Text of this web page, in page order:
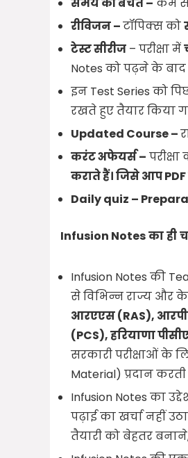
समय की बचत – कम से
रीविजन –टॉपिक्स को
टेस्ट सीरीज – परीक्षा में
Notes को पढ़ने के बाद
इन Test Series को
रखते हुए तैयार किया
Updated Course –
करंट अफेयर्स – परीक्षा
कराते हैं। जिसे आप
Daily quiz –
Infusion Notesकाही
Infusion Notes की
से विभिन्न राज्य और
आरएएस (RAS),
(PCS),हरियाणा
सरकारी परीक्षाओं के
Material) प्रदान करती
Infusion Notes का
पढ़ाई का खर्चा नहीं
तैयारी को बेहतर